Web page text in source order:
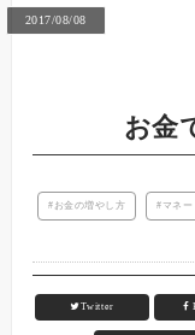
2017/08/08
お金
お金の増やし方 マネー
Twitter